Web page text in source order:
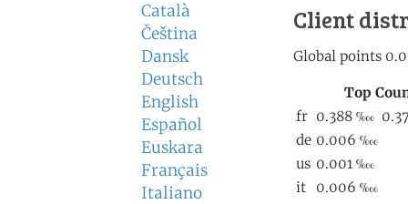
Català
Čeština
Dansk
Deutsch
English
Español
Euskara
Français
Italiano
Client